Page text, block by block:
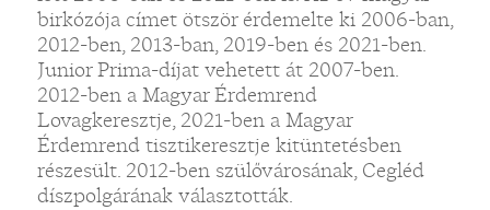
birkózója címet ötször érdemelte ki 2006-ban,
2012-ben, 2013-ban, 2019-ben és 2021-ben.
Junior Prima-díjat vehetett át 2007-ben.
2012-ben a Magyar Érdemrend
Lovagkeresztje, 2021-ben a Magyar
Érdemrend tisztikeresztje kitüntetésben
részesült. 2012-ben szülővárosának, Cegléd
díszpolgárának választották.